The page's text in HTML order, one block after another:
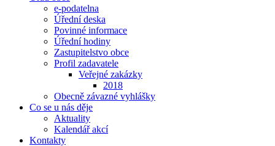
e-podatelna
Úřední deska
Povinné informace
Úřední hodiny
Zastupitelstvo obce
Profil zadavatele
Veřejné zakázky
2018
Obecně závazné vyhlášky
Co se u nás děje
Aktuality
Kalendář akcí
Kontakty